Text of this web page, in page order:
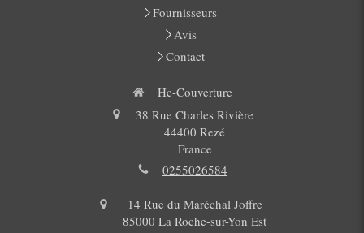
Fournisseurs
Avis
Contact
Hc-Couverture
38 Rue Charles Rivière
44400 Rezé
France
0255026584
14 Rue du Maréchal Joffre
85000 La Roche-sur-Yon Est